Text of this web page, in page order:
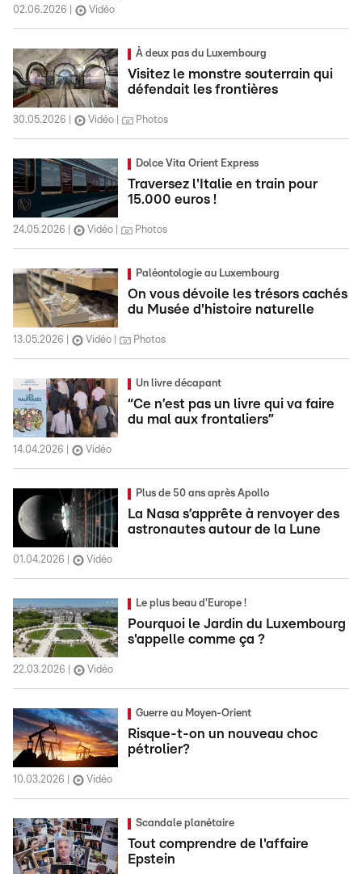
02.06.2026 Vidéo
À deux pas du Luxembourg
Visitez le monstre souterrain qui
défendait les frontières
30.05.2026 Vidéo Photos
Dolce Vita Orient Express
Traversez l'Italie en train pour
15.000 euros !
24.05.2026 Vidéo Photos
Paléontologie au Luxembourg
On vous dévoile les trésors cachés
du Musée d'histoire naturelle
13.05.2026 Vidéo Photos
Un livre décapant
“Ce n’est pas un livre qui va faire
du mal aux frontaliers”
14.04.2026 Vidéo
Plus de 50 ans après Apollo
La Nasa s’apprête à renvoyer des
astronautes autour de la Lune
01.04.2026 Vidéo
Le plus beau d'Europe !
Pourquoi le Jardin du Luxembourg
s'appelle comme ça ?
22.03.2026 Vidéo
Guerre au Moyen-Orient
Risque-t-on un nouveau choc
pétrolier?
10.03.2026 Vidéo
Scandale planétaire
Tout comprendre de l'affaire
Epstein